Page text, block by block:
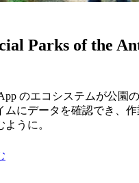
Parks of the
のエコシステムが公園
ムにデータを確認でき、
ように。